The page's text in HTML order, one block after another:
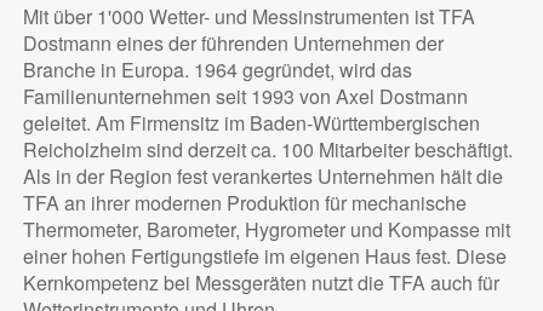
Mit über 1'000 Wetter- und Messinstrumenten ist TFA
Dostmann eines der führenden Unternehmen der
Branche in Europa. 1964 gegründet, wird das
Familienunternehmen seit 1993 von Axel Dostmann
geleitet. Am Firmensitz im Baden-Württembergischen
Reicholzheim sind derzeit ca. 100 Mitarbeiter beschäftigt.
Als in der Region fest verankertes Unternehmen hält die
TFA an ihrer modernen Produktion für mechanische
Thermometer, Barometer, Hygrometer und Kompasse mit
einer hohen Fertigungstiefe im eigenen Haus fest. Diese
Kernkompetenz bei Messgeräten nutzt die TFA auch für